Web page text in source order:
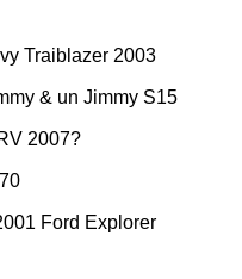
Traiblazer 2003
& un Jimmy S15
2007?
Ford Explorer